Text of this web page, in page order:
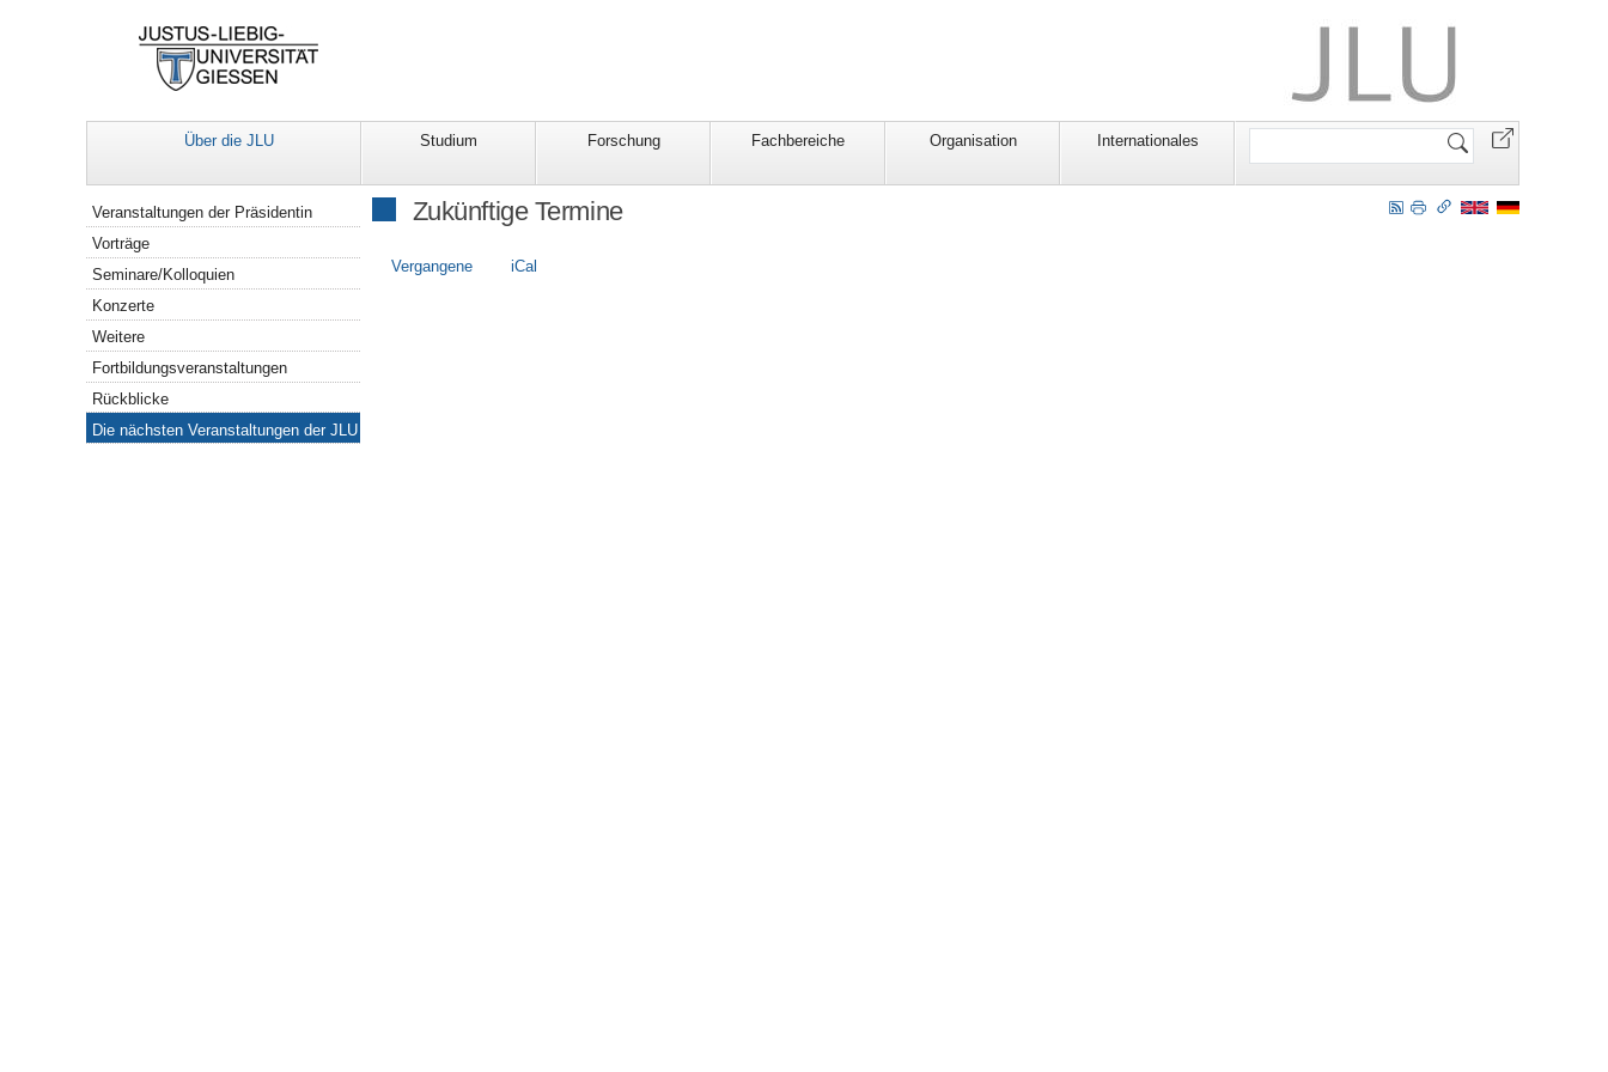
Über die JLU Studium Forschung Fachbereiche Organisation Internationales
Website
Zukünftige Termine
Vergangene iCal
Navigation
Veranstaltungen der Präsidentin
Vorträge
Seminare/Kolloquien
Konzerte
Weitere
Fortbildungsveranstaltungen
Rückblicke
Die nächsten Veranstaltungen der JLU